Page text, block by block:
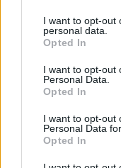
not limited to your
grant or deny
use your data for
consent section.
I want to opt-out
personal data.
Opted In
I want to opt-out
Personal Data.
Opted In
I want to opt-out
Personal Data
Opted In
Η Chery επενδύει 75
από 18.990 ευρώ